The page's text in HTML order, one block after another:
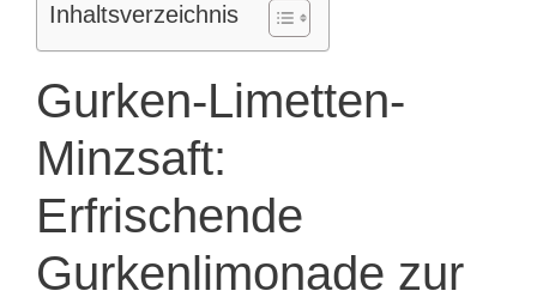
Inhaltsverzeichnis
Gurken-Limetten-
Minzsaft:
Erfrischende
Gurkenlimonade zur